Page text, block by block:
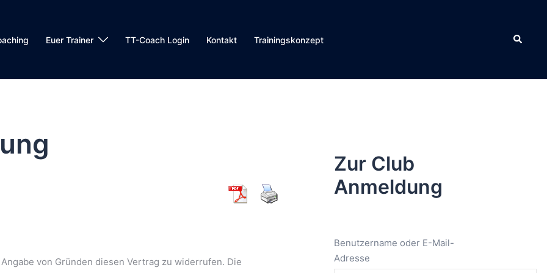
Euer Trainer TT-Coach Login Kontakt Trainingskonzept Suche
von Gründen diesen Vertrag zu widerrufen. Die
Zur Club
Anmeldung
Benutzername oder E-Mail-
Adresse